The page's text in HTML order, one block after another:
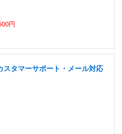
円
タマーサポート・メール対応